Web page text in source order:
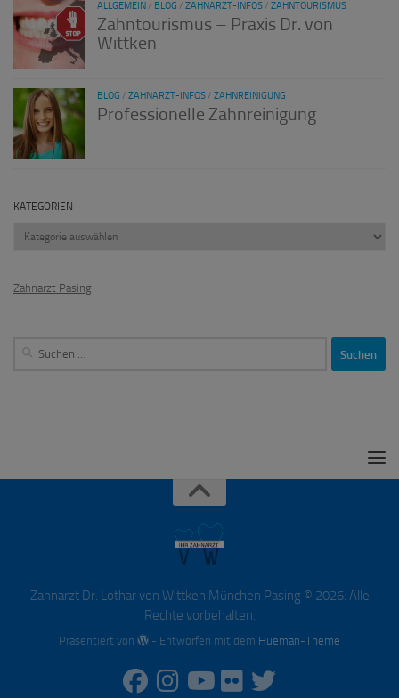
ALLGEMEIN / BLOG / ZAHNARZT-INFOS / ZAHNTOURISMUS
Zahntourismus – Praxis Dr. von
Wittken
BLOG / ZAHNARZT-INFOS / ZAHNREINIGUNG
Professionelle Zahnreinigung
KATEGORIEN
Kategorien
Zahnarzt Pasing
Suchen
Zahnarzt Dr. Lothar von Wittken München Pasing © 2026. Alle
Rechte vorbehalten.
Präsentiert von - Entworfen mit dem Hueman-Theme